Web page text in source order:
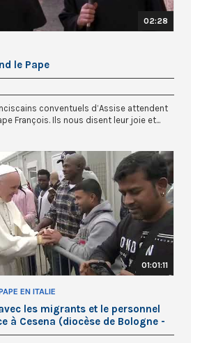
02:28
le Pape
conventuels d’Assise attendent
François. Ils nous disent leur joie et...
01:01:11
EN ITALIE
les migrants et le personnel
à Cesena (diocèse de Bologne -